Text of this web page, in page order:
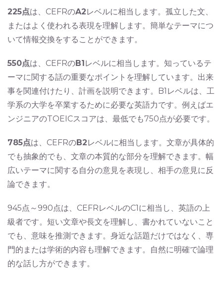
225点は、CEFRのA2レベルに相当します。孤立した文、
またはよく使われる表現を理解します。簡単なテーマにつ
いて情報交換をすることができます。
550点は、CEFRのB1レベルに相当します。知っているテ
ーマに関する話の重要なポイントを理解しています。出来
事を関連付けたり、計画を説明できます。B1レベルは、工
学系の大学を卒業するために必要な英語力です。例えばエ
ンジニアのTOEICスコアは、最低でも750点が必要です。
785点は、CEFRのB2レベルに相当します。文章が具体的
でも抽象的でも、文章の本質的な部分を理解できます。幅
広いテーマに関する自分の意見を表現し、相手の意見に反
論できます。
945点～990点は、CEFRレベルのC1に相当し、英語の上
級者です。短い文章や長文を理解し、書かれていないこと
でも、意味を推測できます。身近な話題だけではなく、専
門的または学術的内容も理解できます。自然に明確で論理
的な話し方ができます。